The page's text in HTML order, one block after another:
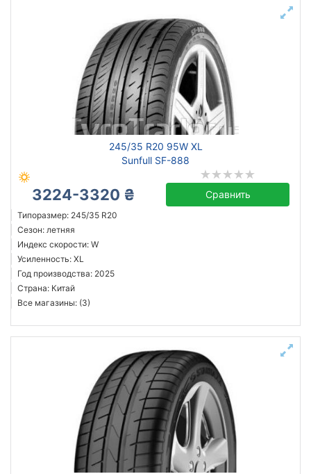
245/35 R20 95W XL
Sunfull SF-888
3224-3320 ₴ Сравнить
Типоразмер: 245/35 R20
Сезон: летняя
Индекс скорости: W
Усиленность: XL
Год производства: 2025
Страна: Китай
Все магазины: (3)